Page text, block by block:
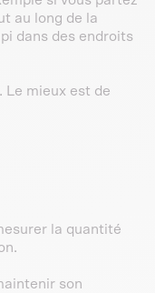
au long de la
dans des endroits
Le mieux est de
la quantité
son